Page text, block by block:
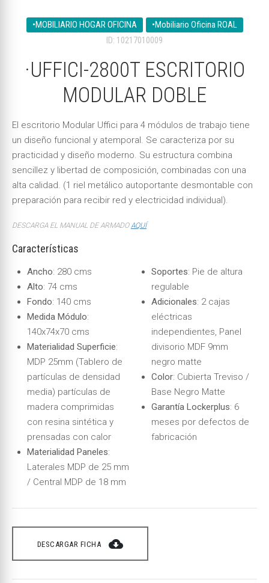
•MOBILIARIO HOGAR OFICINA
•Mobiliario Oficina ROAL
ID: 10217010009
·UFFICI-2800T ESCRITORIO
MODULAR DOBLE
El escritorio Modular Uffici para 4 módulos de trabajo tiene
un diseño funcional y atemporal. Se caracteriza por su
practicidad y diseño moderno. Su estructura combina
sencillez y libertad de composición, combinadas con una
alta calidad. (1 riel metálico autoportante desmontable con
preparación para recibir red y electricidad individual).
DESCARGA EL MANUAL DE ARMADO AQUÍ
Características
Ancho: 280 cms
Alto: 74 cms
Fondo: 140 cms
Medida Módulo:
140x74x70 cms
Materialidad Superficie:
MDP 25mm (Tablero de
partículas de densidad
media) partículas de
madera comprimidas
con resina sintética y
prensadas con calor
Materialidad Paneles:
Laterales MDP de 25 mm
/ Central MDP de 18 mm
Soportes: Pie de altura
regulable
Adicionales: 2 cajas
eléctricas
independientes, Panel
divisorio MDF 9mm
negro matte
Color: Cubierta Treviso /
Base Negro Matte
Garantía Lockerplus: 6
meses por defectos de
fabricación
DESCARGAR FICHA cloud_download